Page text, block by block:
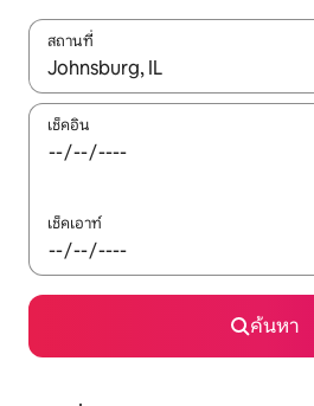
สถานที่
ใช้ลูกศรขึ้นลง หรือใช้การสัมผัสหรือปั
เช็คอิน
เช็คเอาท์
ค้นหา